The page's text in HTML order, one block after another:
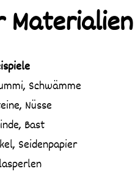
Schwämme
Nüsse
Bast
Seidenpapier